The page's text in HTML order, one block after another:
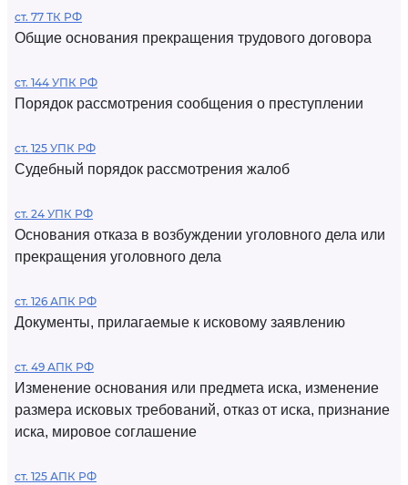
ст. 77 ТК РФ
Общие основания прекращения трудового договора
ст. 144 УПК РФ
Порядок рассмотрения сообщения о преступлении
ст. 125 УПК РФ
Судебный порядок рассмотрения жалоб
ст. 24 УПК РФ
Основания отказа в возбуждении уголовного дела или
прекращения уголовного дела
ст. 126 АПК РФ
Документы, прилагаемые к исковому заявлению
ст. 49 АПК РФ
Изменение основания или предмета иска, изменение
размера исковых требований, отказ от иска, признание
иска, мировое соглашение
ст. 125 АПК РФ